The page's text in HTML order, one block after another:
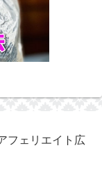
フェリエイト広